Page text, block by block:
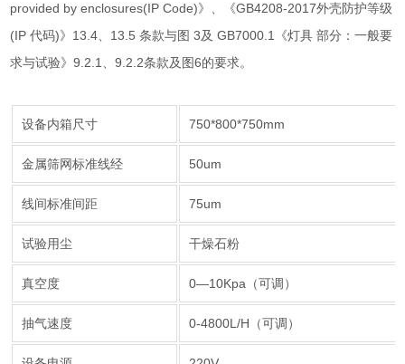
provided by enclosures(IP Code)》、《GB4208-2017外壳防护等级
(IP 代码)》13.4、13.5 条款与图 3及 GB7000.1《灯具 部分：一般要
求与试验》9.2.1、9.2.2条款及图6的要求。
设备内箱尺寸 750*800*750mm
金属筛网标准线经 50um
线间标准间距 75um
试验用尘 干燥石粉
真空度 0—10Kpa（可调）
抽气速度 0-4800L/H（可调）